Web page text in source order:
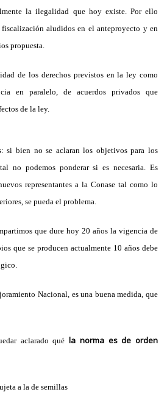
la ilegalidad que hoy existe. Por ello
aludidos en el anteproyecto y en
propuesta.
de los derechos previstos en la ley como
en paralelo, de acuerdos privados que
de la ley.
si bien no se aclaran los objetivos para los
no podemos ponderar si es necesaria. Es
representantes a la Conase tal como lo
se pueda el problema.
que dure hoy 20 años la vigencia de
que se producen actualmente 10 años debe
Nacional , es una buena medida, que
aclarado qué la norma es de orden
a la de semillas